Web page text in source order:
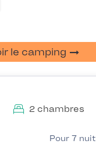
le camping
2 chambres
Pour 7